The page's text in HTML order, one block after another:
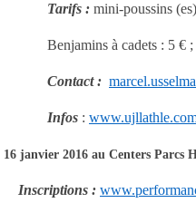
Tarifs : mini-poussins
Benjamins à cadets : 5 € ;
Contact :
Infos :
16 janvier 2016 au Centers Parcs
Inscriptions :